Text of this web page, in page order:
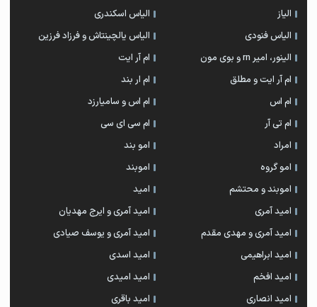
الیاز
الیاس اسکندری
الیاس فنودی
الیاس یالچینتاش و فرزاد فرزین
الینور، امیر rn و بوی مون
ام آر ایت
ام آر ایت و مطلق
ام‌ ار بند
ام اس
ام اس و سامیارزد
ام تی آر
ام سی ای سی
امراد
امو بند
امو گروه
اموبند
اموبند و محتشم
امید
امید آمری
امید آمری و ایرج مهدیان
امید آمری و مهدی مقدم
امید آمری و یوسف صیادی
امید ابراهیمی
امید اسدی
امید افخم
امید امیدی
امید انصاری
امید باقری